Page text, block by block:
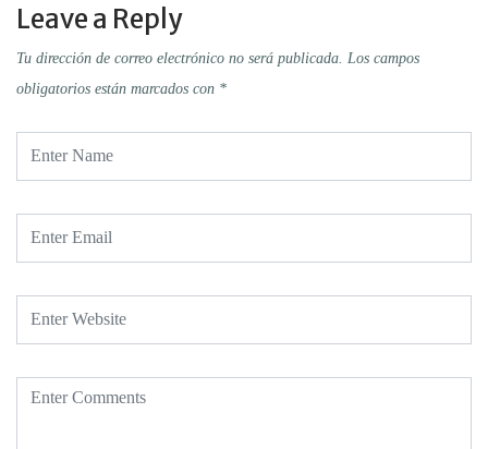
Leave a Reply
Tu dirección de correo electrónico no será publicada. Los campos
obligatorios están marcados con *